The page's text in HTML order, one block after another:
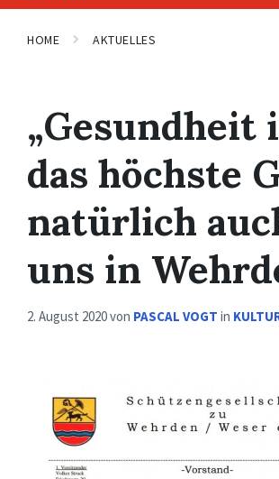
HOME AKTUELLES
„Gesundheit
das höchste
natürlich
uns in
2. August 2020von PASCAL VOGT in